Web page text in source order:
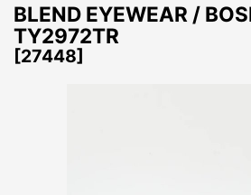
BLEND EYEWEAR /
TY2972TR
[27448]